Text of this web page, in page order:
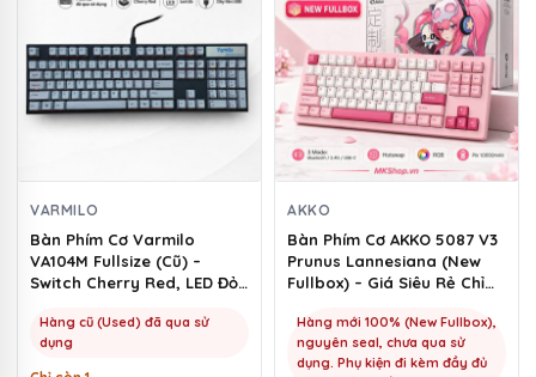
VARMILO
Bàn Phím Cơ Varmilo
VA104M Fullsize (Cũ) –
Switch Cherry Red, LED Đỏ |
Hàng cũ (Used) đã qua sử
dụng
AKKO
Bàn Phím Cơ AKKO 5087 V3
Prunus Lannesiana (New
Fullbox) – Giá Siêu Rẻ Chỉ
Hàng mới 100% (New Fullbox),
nguyên seal, chưa qua sử
dụng. Phụ kiện đi kèm đầy đủ